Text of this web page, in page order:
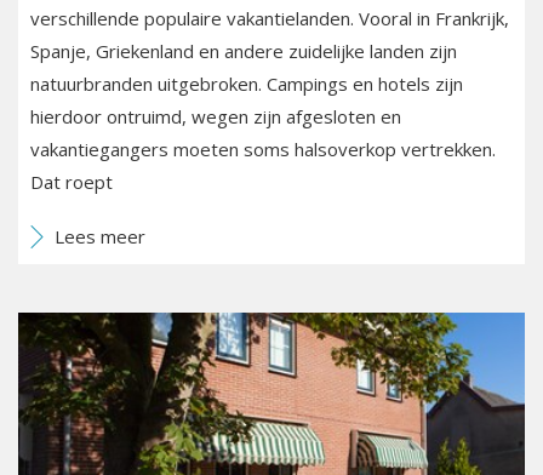
verschillende populaire vakantielanden. Vooral in Frankrijk,
Spanje, Griekenland en andere zuidelijke landen zijn
natuurbranden uitgebroken. Campings en hotels zijn
hierdoor ontruimd, wegen zijn afgesloten en
vakantiegangers moeten soms halsoverkop vertrekken.
Dat roept
Lees meer